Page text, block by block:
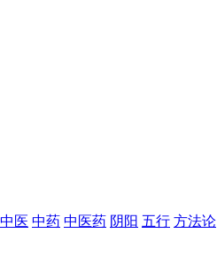
中医 中药 中医药 阴阳 五行 方法论